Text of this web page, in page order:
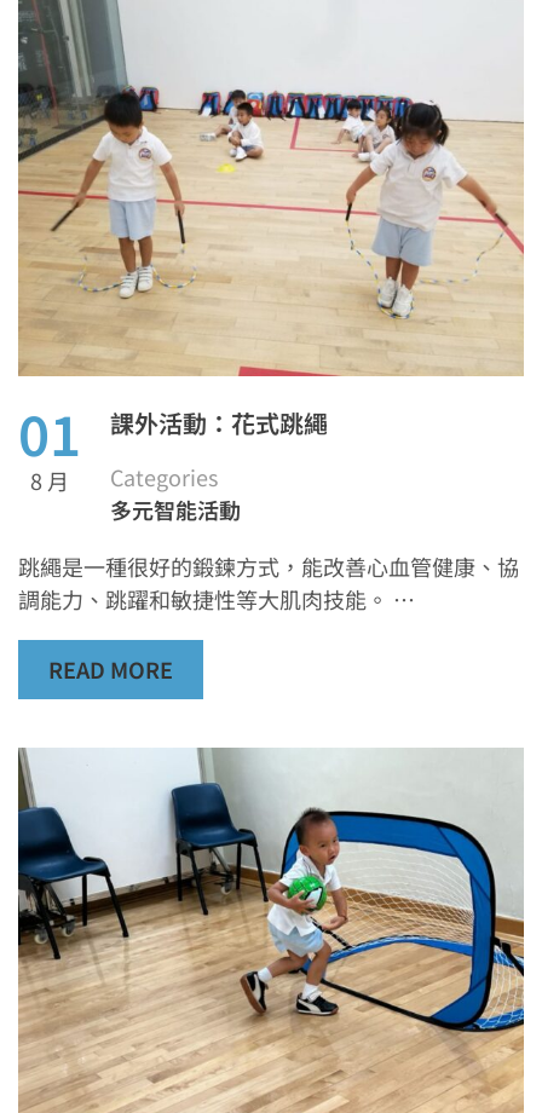
01
8 月
課外活動：花式跳繩
Categories
多元智能活動
跳繩是一種很好的鍛鍊方式，能改善心血管健康、協
調能力、跳躍和敏捷性等大肌肉技能。 …
READ MORE